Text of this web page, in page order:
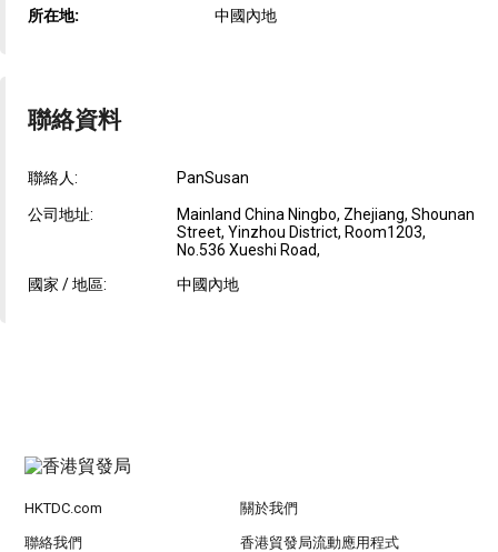
所在地: 中國內地
聯絡資料
聯絡人: PanSusan
公司地址:
Mainland China Ningbo, Zhejiang, Shounan
Street, Yinzhou District, Room1203,
No.536 Xueshi Road,
國家 / 地區:
中國內地
HKTDC.com 關於我們
聯絡我們 香港貿發局流動應用程式